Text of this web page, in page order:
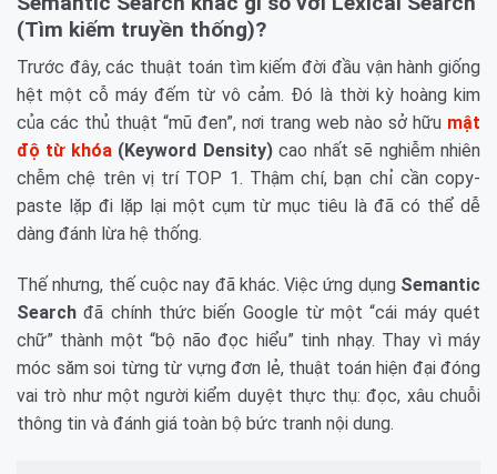
(Tìm kiếm truyền thống)?
Trước đây, các thuật toán tìm kiếm đời đầu vận hành giống
hệt một cỗ máy đếm từ vô cảm. Đó là thời kỳ hoàng kim
của các thủ thuật “mũ đen”, nơi trang web nào sở hữu mật
độ từ khóa(Keyword Density)cao nhất sẽ nghiễm nhiên
chễm chệ trên vị trí TOP 1. Thậm chí, bạn chỉ cần copy-
paste lặp đi lặp lại một cụm từ mục tiêu là đã có thể dễ
dàng đánh lừa hệ thống.
Thế nhưng, thế cuộc nay đã khác. Việc ứng dụng Semantic
Search đã chính thức biến Google từ một “cái máy quét
chữ” thành một “bộ não đọc hiểu” tinh nhạy. Thay vì máy
móc săm soi từng từ vựng đơn lẻ, thuật toán hiện đại đóng
vai trò như một người kiểm duyệt thực thụ: đọc, xâu chuỗi
thông tin và đánh giá toàn bộ bức tranh nội dung.